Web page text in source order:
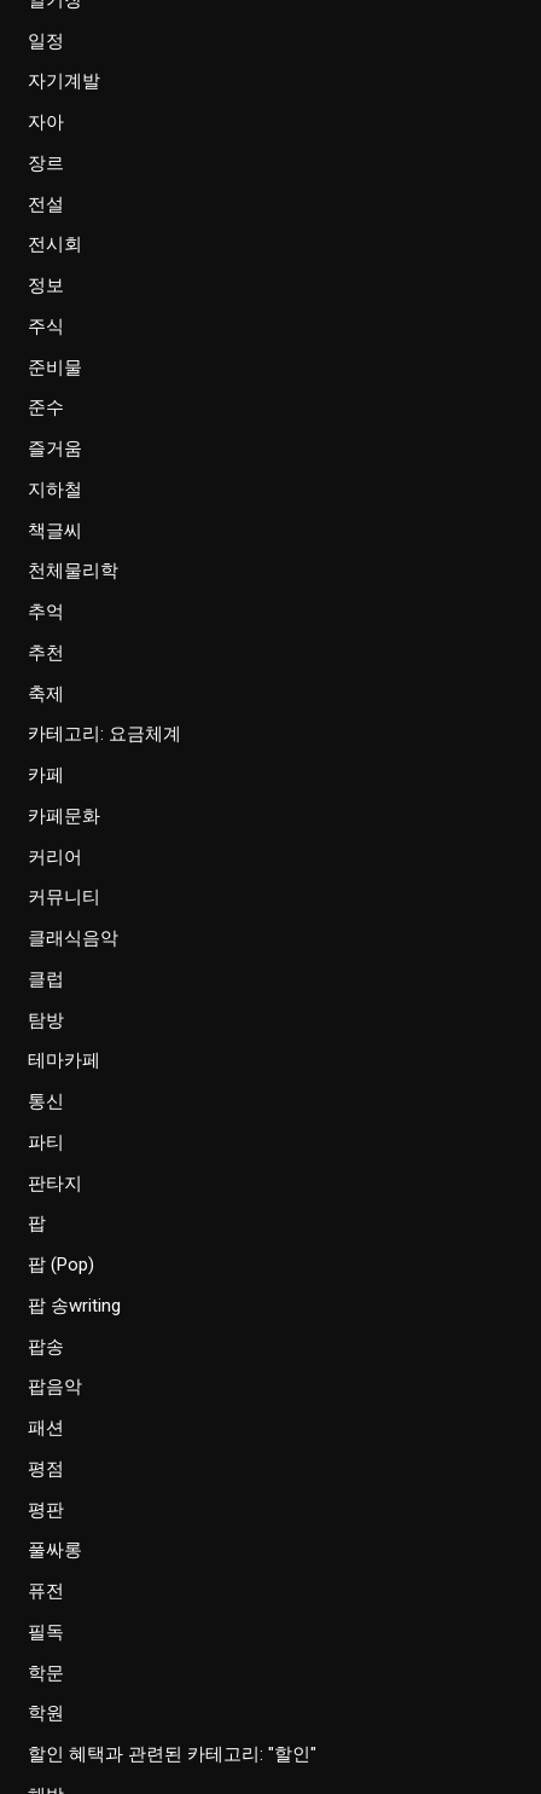
일정
자기계발
자아
장르
전설
전시회
정보
주식
준비물
준수
즐거움
지하철
책글씨
천체물리학
추억
추천
축제
카테고리: 요금체계
카페
카페문화
커리어
커뮤니티
클래식음악
클럽
탐방
테마카페
통신
파티
판타지
팝
팝 (Pop)
팝 송writing
팝송
팝음악
패션
평점
평판
풀싸롱
퓨전
필독
학문
학원
할인 혜택과 관련된 카테고리: "할인"